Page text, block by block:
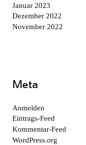
Januar 2023
Dezember 2022
November 2022
Meta
Anmelden
Eintrags-Feed
Kommentar-Feed
WordPress.org